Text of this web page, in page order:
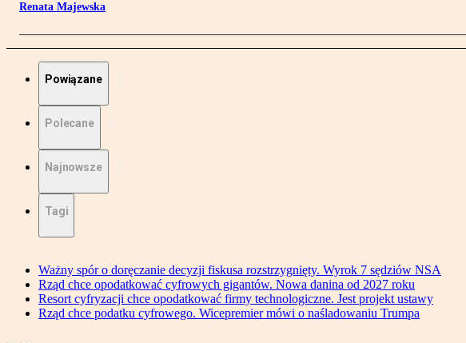
Renata Majewska
Powiązane
Polecane
Najnowsze
Tagi
Ważny spór o doręczanie decyzji fiskusa rozstrzygnięty. Wyrok 7 sędziów NSA
Rząd chce opodatkować cyfrowych gigantów. Nowa danina od 2027 roku
Resort cyfryzacji chce opodatkować firmy technologiczne. Jest projekt ustawy
Rząd chce podatku cyfrowego. Wicepremier mówi o naśladowaniu Trumpa